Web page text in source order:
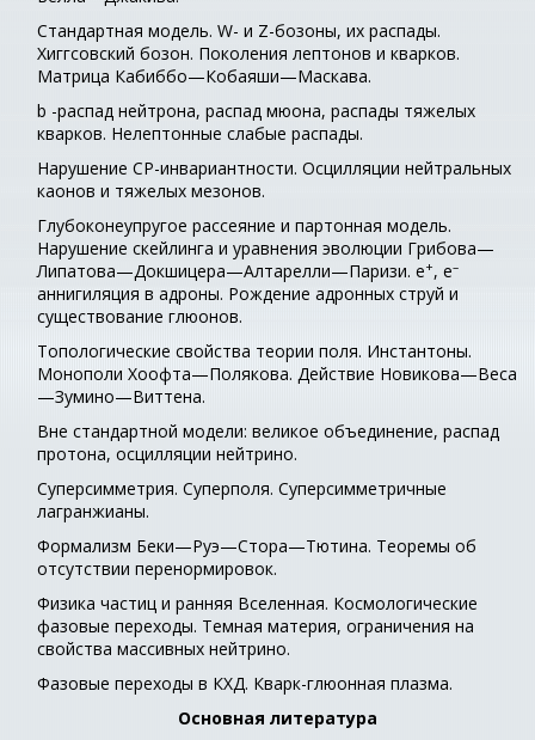
Стандартная модель. W- и Z-бозоны, их распады.
Хиггсовский бозон. Поколения лептонов и кварков.
Матрица Кабиббо—Кобаяши—Маскава.
b -распад нейтрона, распад мюона, распады тяжелых
кварков. Нелептонные слабые распады.
Нарушение СР-инвариантности. Осцилляции нейтральных
каонов и тяжелых мезонов.
Глубоконеупругое рассеяние и партонная модель.
Нарушение скейлинга и уравнения эволюции Грибова—
Липатова—Докшицера—Алтарелли—Паризи. е+, е–
аннигиляция в адроны. Рождение адронных струй и
существование глюонов.
Топологические свойства теории поля. Инстантоны.
Монополи Хоофта—Полякова. Действие Новикова—Веса
—Зумино—Виттена.
Вне стандартной модели: великое объединение, распад
протона, осцилляции нейтрино.
Суперсимметрия. Суперполя. Суперсимметричные
лагранжианы.
Формализм Беки—Руэ—Стора—Тютина. Теоремы об
отсутствии перенормировок.
Физика частиц и ранняя Вселенная. Космологические
фазовые переходы. Темная материя, ограничения на
свойства массивных нейтрино.
Фазовые переходы в КХД. Кварк-глюонная плазма.
Основная литература